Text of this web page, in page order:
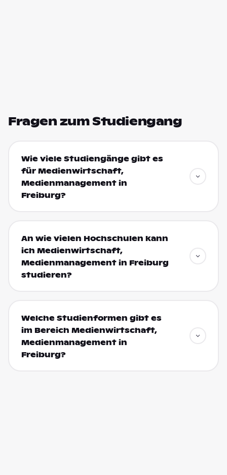
Fragen zum Studiengang
Wie viele Studiengänge gibt es
für Medienwirtschaft,
Medienmanagement in
Freiburg?
An wie vielen Hochschulen kann
ich Medienwirtschaft,
Medienmanagement in Freiburg
studieren?
Welche Studienformen gibt es
im Bereich Medienwirtschaft,
Medienmanagement in
Freiburg?